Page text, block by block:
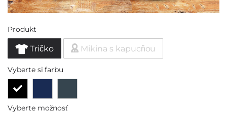
Produkt
Tričko Mikina s kapucňou
Vyberte si farbu
Vyberte možnosť